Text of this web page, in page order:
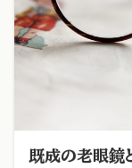
既成の老眼鏡